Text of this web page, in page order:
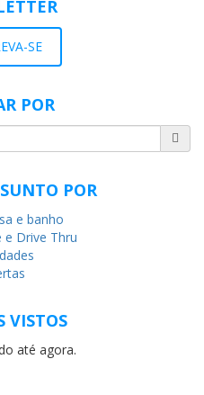
SE
POR
POR
e banho
e Drive Thru
VISTOS
até agora.